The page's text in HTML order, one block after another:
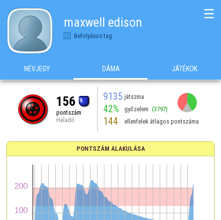
maxwell edison
Befolyásos tag
☰
NÉVJEGY DÁMA JÁTÉKOK
156
pontszám
Haladó
9135 játszma
42% győzelem (3797)
144 ellenfelek átlagos pontszáma
PONTSZÁM ALAKULÁSA